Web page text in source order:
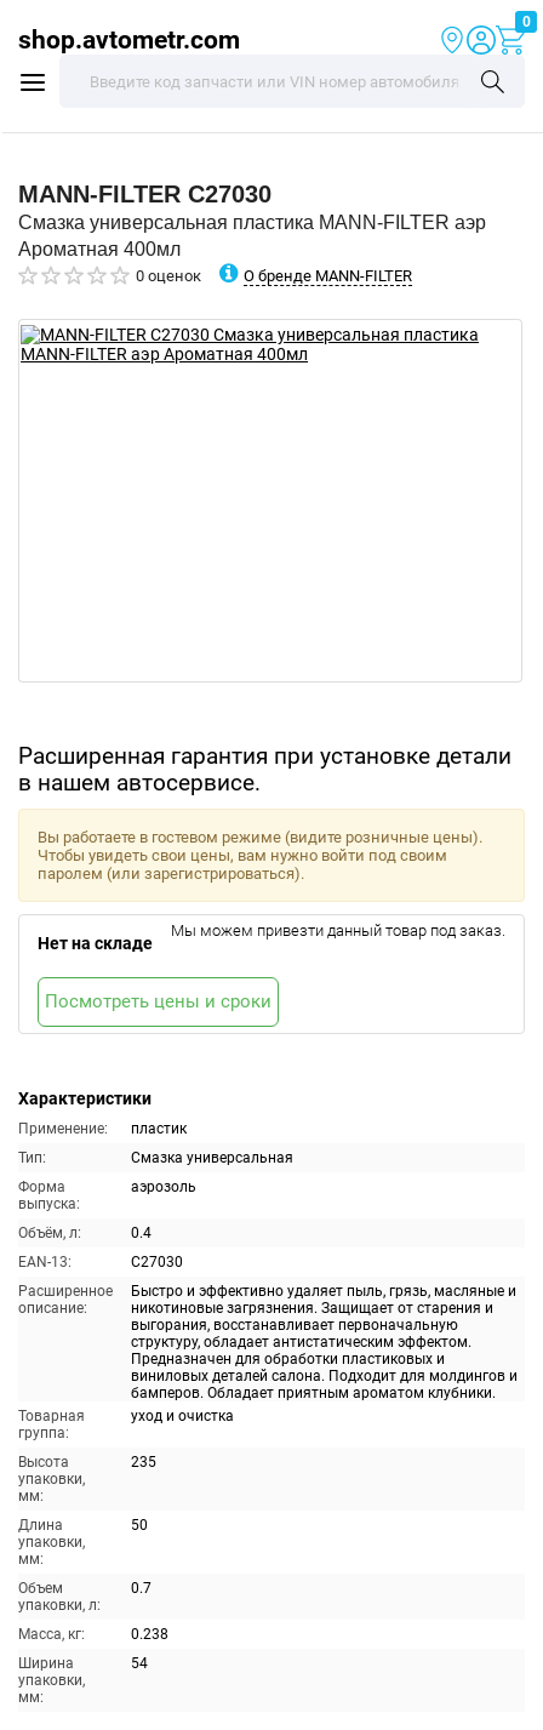
shop.avtometr.com
0
MANN-FILTER C27030
Смазка универсальная пластика MANN-FILTER аэр
Ароматная 400мл
0 оценок О бренде MANN-FILTER
Расширенная гарантия при установке детали
в нашем автосервисе.
Характеристики
Применение:
пластик
Тип:
Смазка универсальная
Форма
выпуска:
аэрозоль
Объём, л:
0.4
EAN-13:
C27030
Расширенное
описание:
Быстро и эффективно удаляет пыль, грязь, масляные и
никотиновые загрязнения. Защищает от старения и
выгорания, восстанавливает первоначальную
структуру, обладает антистатическим эффектом.
Предназначен для обработки пластиковых и
виниловых деталей салона. Подходит для молдингов и
бамперов. Обладает приятным ароматом клубники.
Товарная
группа:
уход и очистка
Высота
упаковки,
мм:
235
Длина
упаковки,
мм:
50
Объем
упаковки, л:
0.7
Масса, кг:
0.238
Ширина
упаковки,
мм:
54
Вы работаете в гостевом режиме (видите розничные цены).
Чтобы увидеть свои цены, вам нужно войти под своим
паролем (или зарегистрироваться).
Нет на складе
Мы можем привезти данный товар под заказ.
Посмотреть цены и сроки